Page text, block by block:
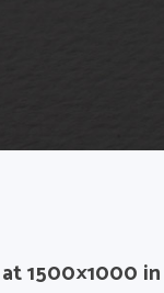
at 1500×1000 in